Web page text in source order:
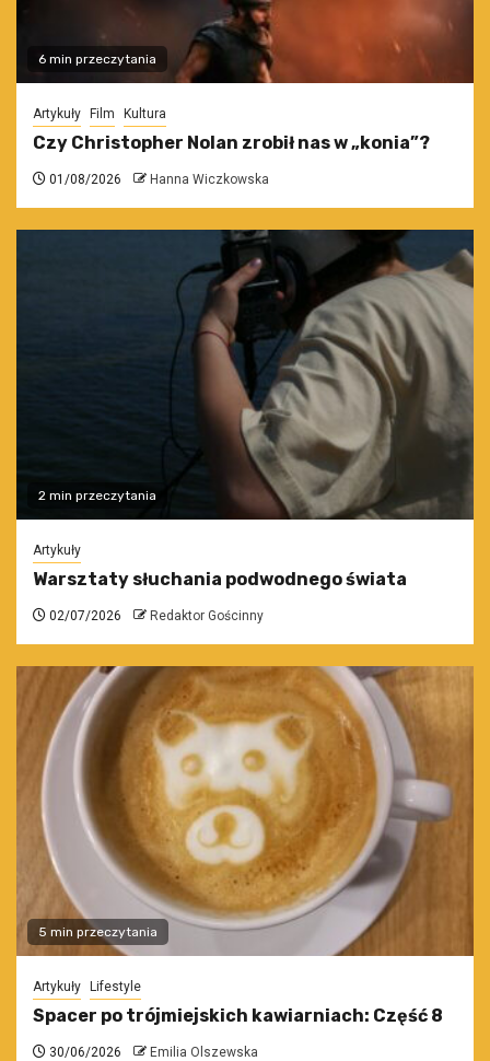
6 min przeczytania
Artykuły Film Kultura
Czy Christopher Nolan zrobił nas w „konia”?
01/08/2026 Hanna Wiczkowska
2 min przeczytania
Artykuły
Warsztaty słuchania podwodnego świata
02/07/2026 Redaktor Gościnny
5 min przeczytania
Artykuły Lifestyle
Spacer po trójmiejskich kawiarniach: Część 8
30/06/2026 Emilia Olszewska